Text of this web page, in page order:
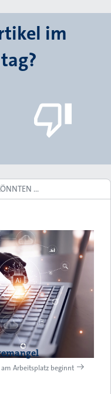
im
…
Arbeitsplatz beginnt